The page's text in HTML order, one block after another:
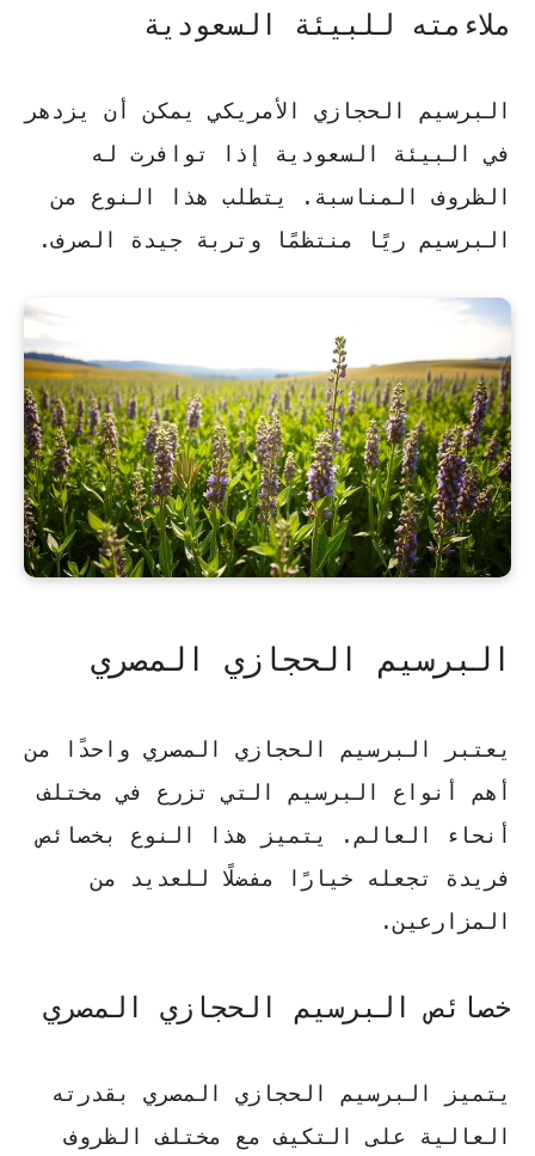
ملاءمته للبيئة السعودية
البرسيم الحجازي الأمريكي يمكن أن يزدهر
في البيئة السعودية إذا توافرت له
الظروف المناسبة . يتطلب هذا النوع من
البرسيم ريًا منتظمًا و تربة جيدة الصرف.
البرسيم الحجازي المصري
يعتبر البرسيم الحجازي المصري واحدًا من
أهم أنواع البرسيم التي تزرع في مختلف
أنحاء العالم. يتميز هذا النوع بخصائص
فريدة تجعله خيارًا مفضلًا للعديد من
المزارعين.
خصائص البرسيم الحجازي المصري
يتميز البرسيم الحجازي المصري
بقدرته
العالية على التكيف مع مختلف الظروف